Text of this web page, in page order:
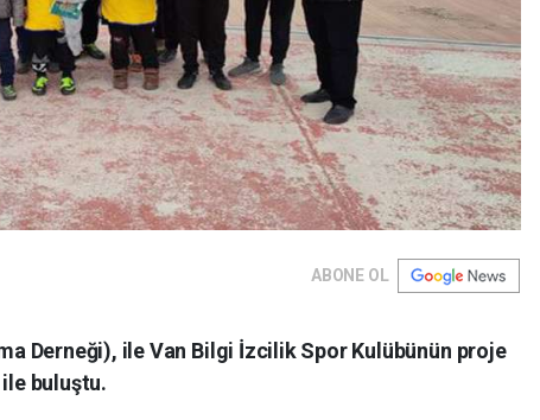
ABONE OL
Derneği), ile Van Bilgi İzcilik Spor Kulübünün proje
buluştu.